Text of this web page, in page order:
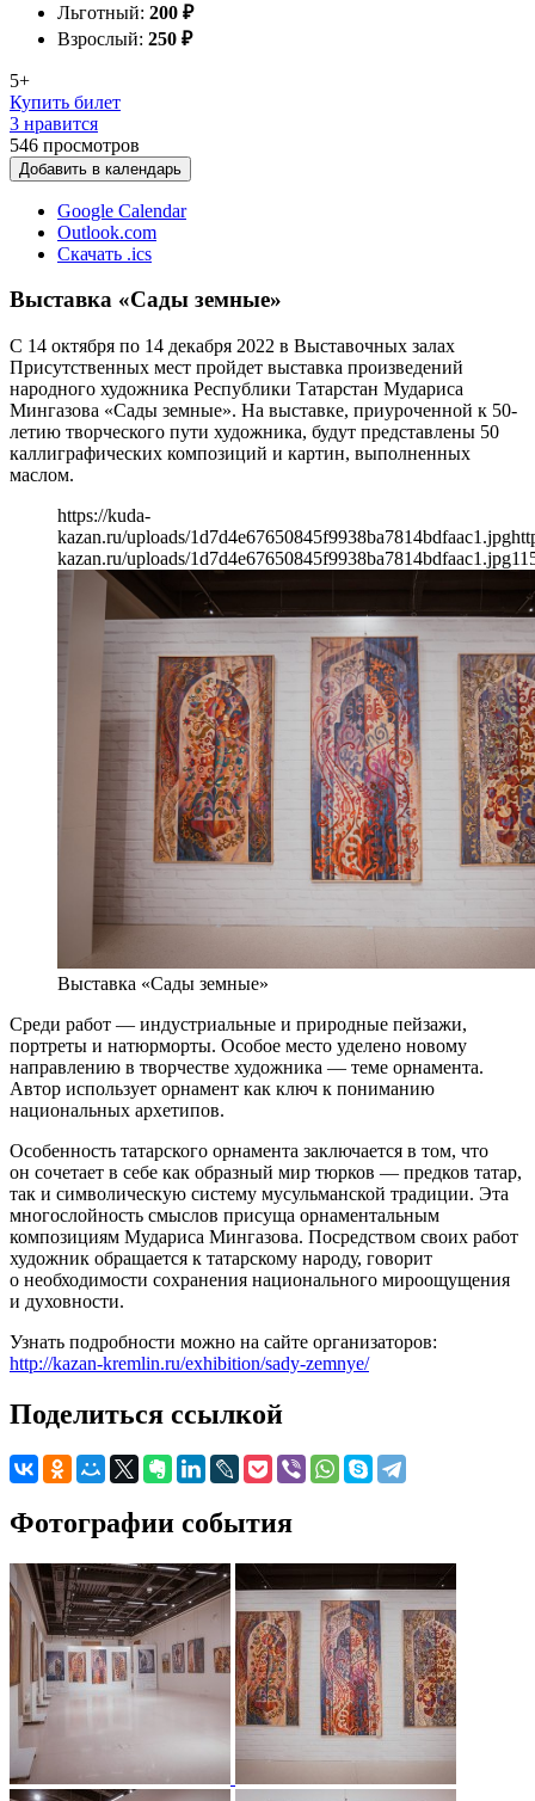
Льготный: 200 ₽
Взрослый: 250 ₽
5+
Купить билет
3 нравится
546 просмотров
Добавить в календарь
Google Calendar
Outlook.com
Скачать .ics
Выставка «Сады земные»
С 14 октября по 14 декабря 2022 в Выставочных залах
Присутственных мест пройдет выставка произведений
народного художника Республики Татарстан Мудариса
Мингазова «Сады земные». На выставке, приуроченной к 50-
летию творческого пути художника, будут представлены 50
каллиграфических композиций и картин, выполненных
маслом.
https://kuda-
kazan.ru/uploads/1d7d4e67650845f9938ba7814bdfaac1.jpg
kazan.ru/uploads/1d7d4e67650845f9938ba7814bdfaac1.jpg
Выставка «Сады земные»
Среди работ — индустриальные и природные пейзажи,
портреты и натюрморты. Особое место уделено новому
направлению в творчестве художника — теме орнамента.
Автор использует орнамент как ключ к пониманию
национальных архетипов.
Особенность татарского орнамента заключается в том, что
он сочетает в себе как образный мир тюрков — предков татар,
так и символическую систему мусульманской традиции. Эта
многослойность смыслов присуща орнаментальным
композициям Мудариса Мингазова. Посредством своих работ
художник обращается к татарскому народу, говорит
о необходимости сохранения национального мироощущения
и духовности.
Узнать подробности можно на сайте организаторов:
http://kazan-kremlin.ru/exhibition/sady-zemnye/
Поделиться ссылкой
Фотографии события